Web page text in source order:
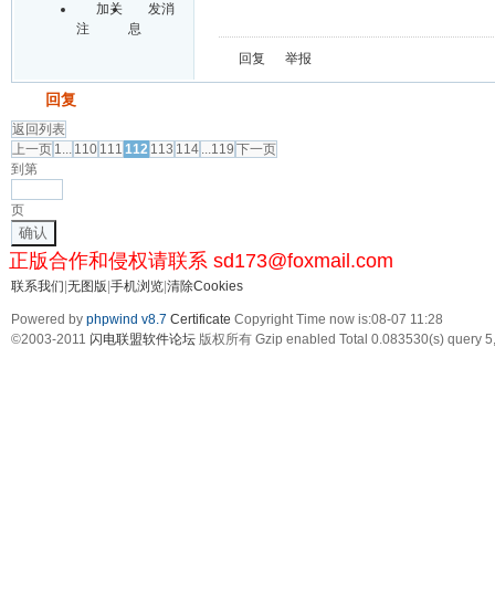
加关
注
发消
息
回复 举报
回复
返回列表
上一页 1... 110 111 112 113 114 ...119 下一页
到第
页
确认
正版合作和侵权请联系 sd173@foxmail.com
联系我们 无图版 手机浏览 清除Cookies
Powered by phpwind v8.7 Certificate Copyright Time now is:08-07 11:28
©2003-2011 闪电联盟软件论坛 版权所有 Gzip enabled Total 0.083530(s) query 5,